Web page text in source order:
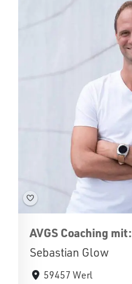
AVGS Coaching mit:
Sebastian Glow
59457 Werl